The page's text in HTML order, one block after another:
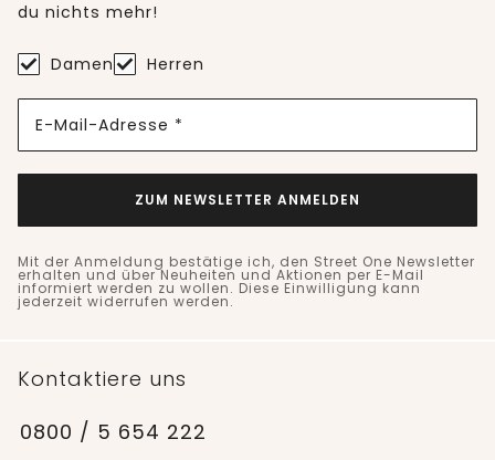
du nichts mehr!
Damen Herren
E-Mail-Adresse *
ZUM NEWSLETTER ANMELDEN
Mit der Anmeldung bestätige ich, den Street One Newsletter
erhalten und über Neuheiten und Aktionen per E-Mail
informiert werden zu wollen. Diese Einwilligung kann
jederzeit widerrufen werden.
Kontaktiere uns
0800 / 5 654 222